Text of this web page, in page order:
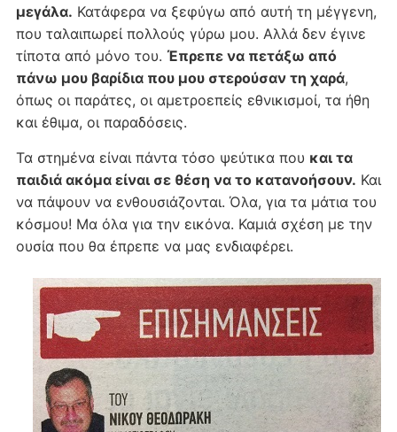
μεγάλα. Κατάφερα να ξεφύγω από αυτή τη μέγγενη,
που ταλαιπωρεί πολλούς γύρω μου. Αλλά δεν έγινε
τίποτα από μόνο του. Έπρεπε να πετάξω από
πάνω μου βαρίδια που μου στερούσαν τη χαρά,
όπως οι παράτες, οι αμετροεπείς εθνικισμοί, τα ήθη
και έθιμα, οι παραδόσεις.
Τα στημένα είναι πάντα τόσο ψεύτικα που και τα
παιδιά ακόμα είναι σε θέση να το κατανοήσουν. Και
να πάψουν να ενθουσιάζονται. Όλα, για τα μάτια του
κόσμου! Μα όλα για την εικόνα. Καμιά σχέση με την
ουσία που θα έπρεπε να μας ενδιαφέρει.